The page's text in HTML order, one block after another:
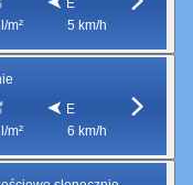
m²
5 km/h
m²
E
6 km/h